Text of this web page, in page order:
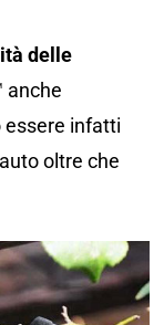
delle
anche
essere infatti
oltre che